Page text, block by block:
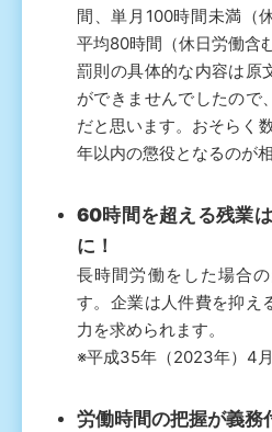
間、単月100時間未満（
平均80時間（休日労働含
罰則の具体的な内容は原
ができませんでしたので
だと思います。おそらく
年以内の懲役となるのが
60時間を超える残業
に！
長時間労働をした場合
す。企業は人件費を抑え
力を求められます。
※平成35年（2023年）4
労働時間の把握が義務